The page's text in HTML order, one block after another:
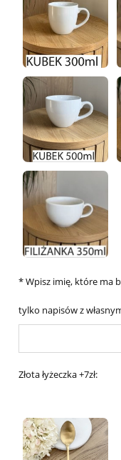
*Wpisz imię, które ma
tylko napisów z
Złota łyżeczka +7zł: